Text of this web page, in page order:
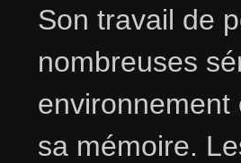
Son travail de
nombreuses
sa mémoire.